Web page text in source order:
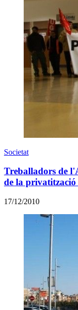
Societat
Treballadors de
de la
17/12/2010